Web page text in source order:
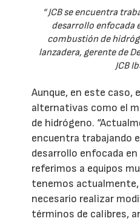
“ JCB se encuentra
desarrollo enfocada
combustión de
lanzadera, gerente de
JCB
Aunque, en este caso,
alternativas como el
de hidrógeno.
encuentra trabajando
desarrollo enfocada
referimos a equipos
tenemos actualmente,
necesario realizar
términos de calibres,